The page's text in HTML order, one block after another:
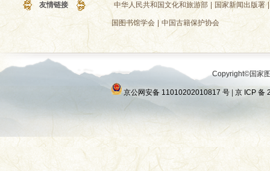
友情链接 中华人民共和国文化和旅游部 国家新闻出版署 |
国图书馆学会 | 中国古籍保护协会
Copyright©国家
京公网安备 11010202010817 号 京 ICP 备